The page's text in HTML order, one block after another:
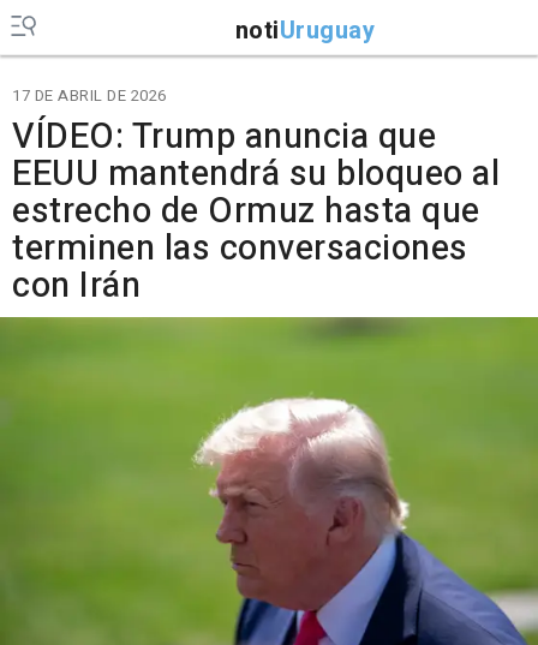
notiUruguay
17 DE ABRIL DE 2026
VÍDEO: Trump anuncia que
EEUU mantendrá su bloqueo al
estrecho de Ormuz hasta que
terminen las conversaciones
con Irán